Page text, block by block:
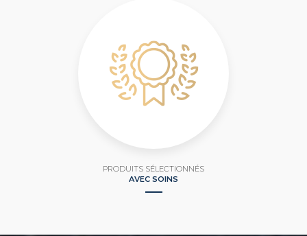
PRODUITS SÉLECTIONNÉS
AVEC SOINS